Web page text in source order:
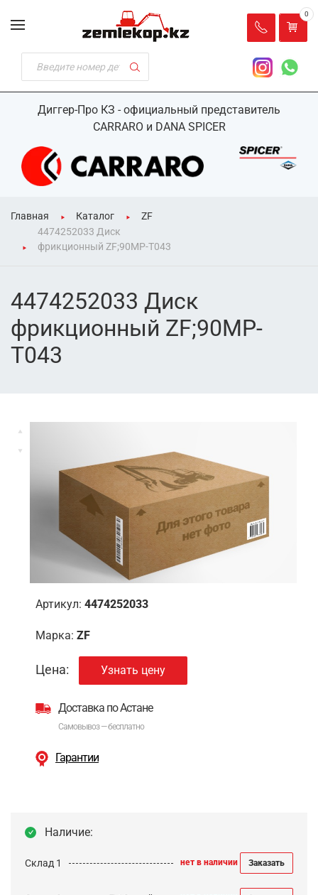
Диггер-Про КЗ - официальный представитель
CARRARO и DANA SPICER
0
Главная Каталог
ZF
4474252033 Диск
фрикционный ZF;90MP-T043
4474252033 Диск
фрикционный ZF;90MP-
T043
Артикул: 4474252033
Марка: ZF
Цена: Узнать цену
Доставка по Астане
Самовывоз — бесплатно
Гарантии
Наличие:
Склад 1 нет в наличии Заказать